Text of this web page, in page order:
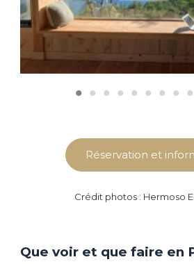
Réservation et
Crédit photos : Hermoso
Que voir et que faire en